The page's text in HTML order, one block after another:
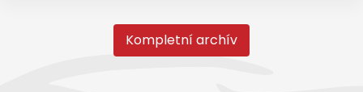
Kompletní archív